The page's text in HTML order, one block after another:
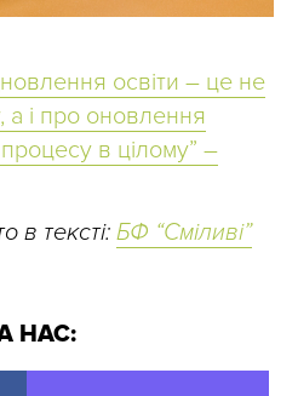
освіти – це не
і про оновлення
процесу в цілому” –
в тексті: БФ “Сміливі”
НАС: